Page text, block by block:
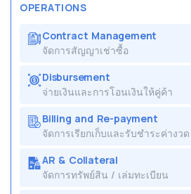
OPERATIONS
Contract Management
จัดการสัญญาเช่าซื้อ
Disbursement
จ่ายเงินและการโอนเงินให้คู่ค้า
Billing and Re-payment
จัดการเรียกเก็บและรับชำระค่างวด
AR & Collateral
จัดการทรัพย์สิน / เล่มทะเบียน